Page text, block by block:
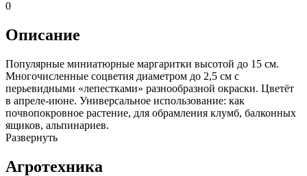
0
Описание
Популярные миниатюрные маргаритки высотой до 15 см.
Многочисленные соцветия диаметром до 2,5 см с
перьевидными «лепестками» разнообразной окраски. Цветёт
в апреле-июне. Универсальное использование: как
почвопокровное растение, для обрамления клумб, балконных
ящиков, альпинариев.
Развернуть
Агротехника